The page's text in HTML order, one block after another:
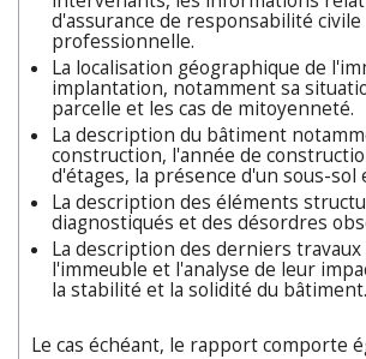
d'assurance de responsabilité civile
professionnelle.
La localisation géographique de
implantation, notamment sa
parcelle et les cas de mitoyenneté.
La description du bâtiment
construction, l'année de
d'étages, la présence d'un sous-sol
La description des éléments
diagnostiqués et des désordres
La description des derniers
l'immeuble et l'analyse de leur
la stabilité et la solidité du bâtiment.
Le cas échéant, le rapport comporte